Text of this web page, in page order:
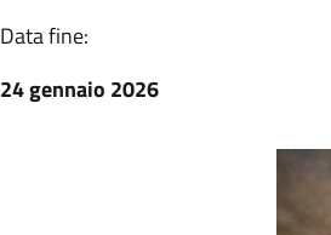
Data fine:
24 gennaio 2026